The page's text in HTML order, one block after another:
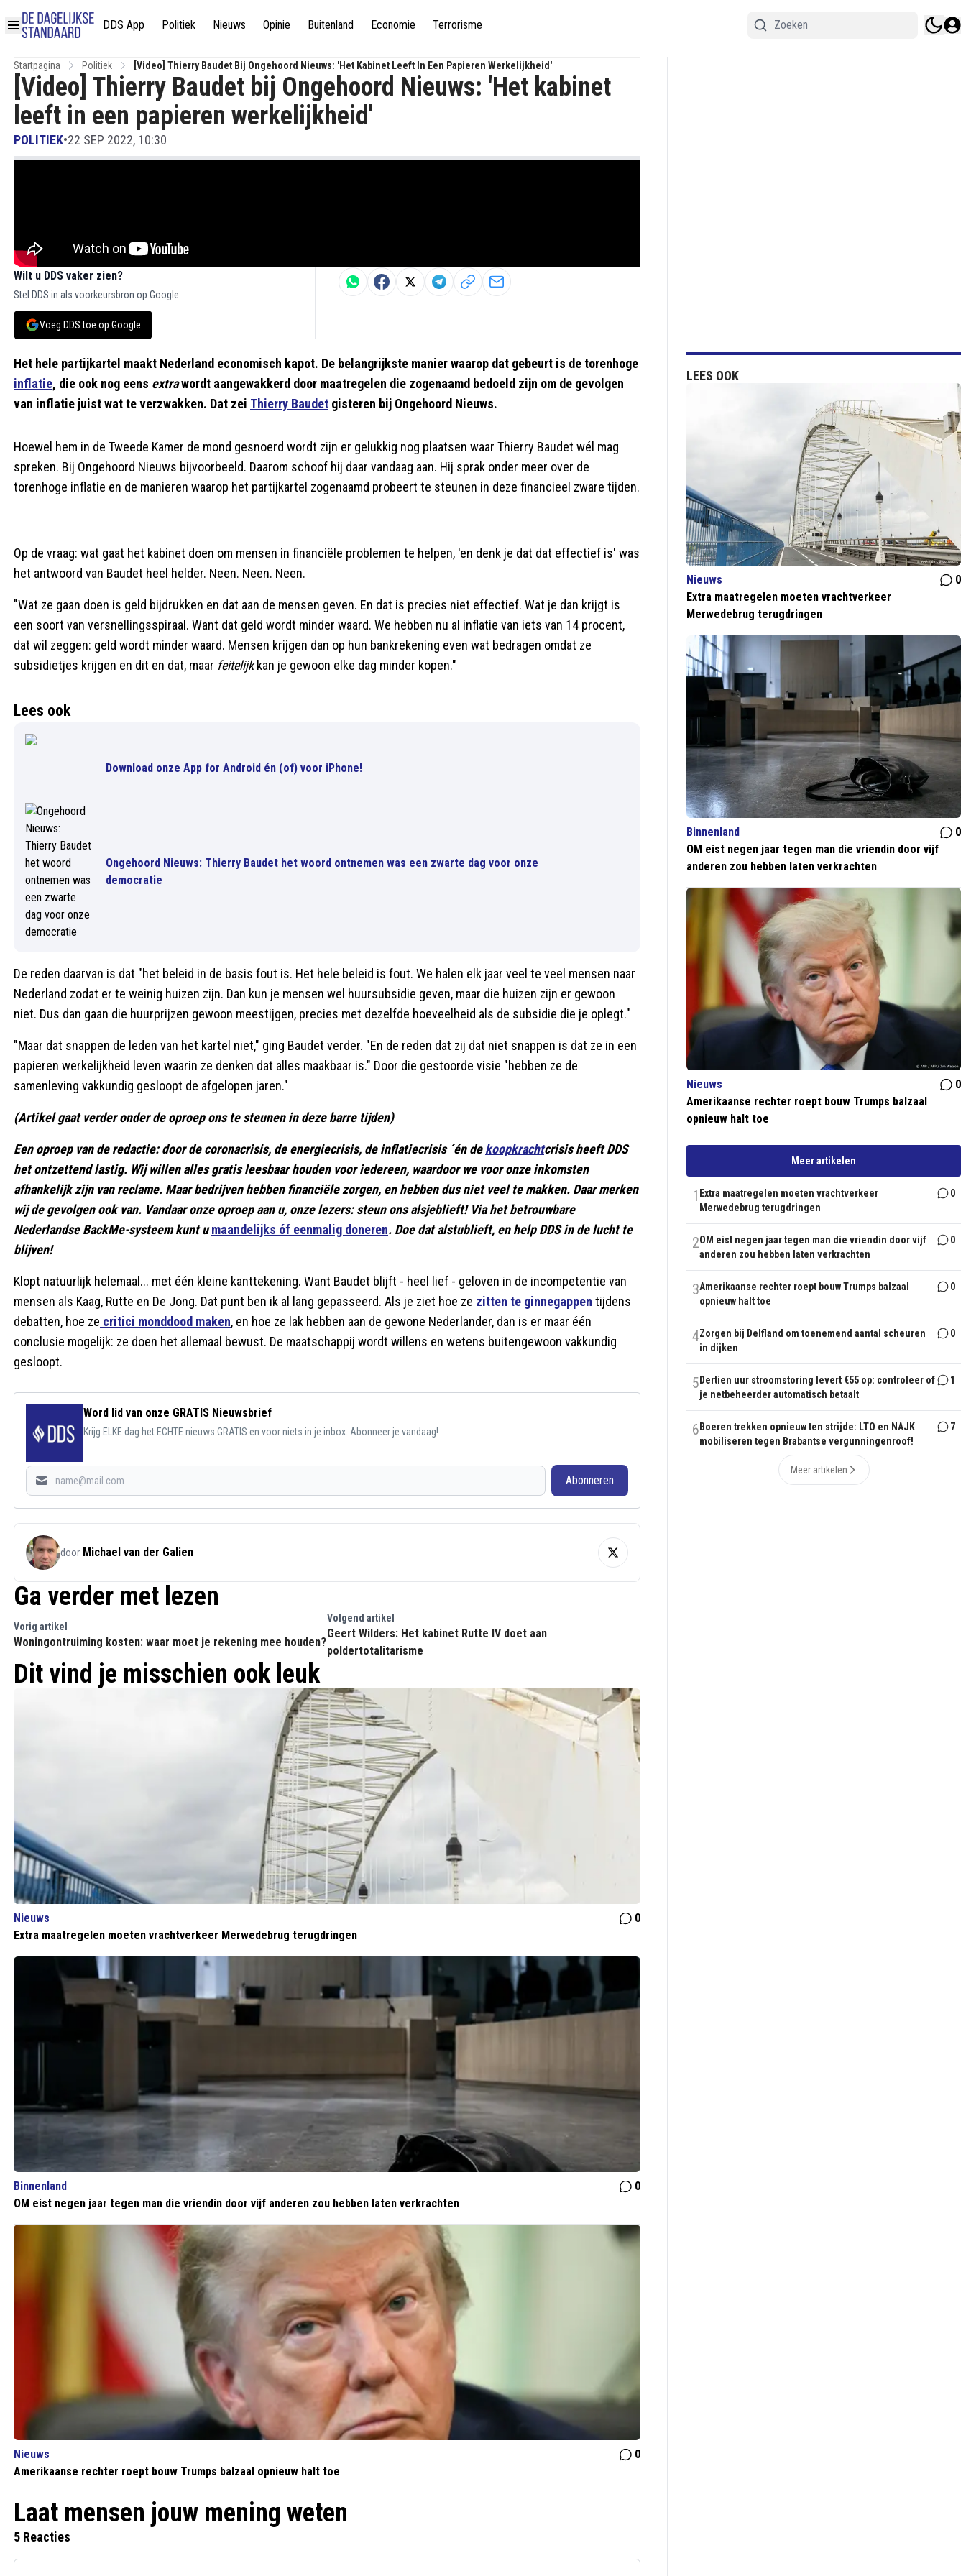
DDS App Politiek Nieuws Opinie Buitenland Economie Terrorisme
Startpagina Politiek [Video] Thierry Baudet Bij Ongehoord Nieuws: 'Het Kabinet Leeft In Een Papieren Werkelijkheid'
[Video] Thierry Baudet bij Ongehoord Nieuws: 'Het kabinet
leeft in een papieren werkelijkheid'
POLITIEK•22 SEP 2022, 10:30
Wilt u DDS vaker zien?
Stel DDS in als voorkeursbron op Google.
Voeg DDS toe op Google
Het hele partijkartel maakt Nederland economisch kapot. De belangrijkste manier waarop dat gebeurt is de torenhoge
inflatie, die ook nog eens extrawordt aangewakkerd door maatregelen die zogenaamd bedoeld zijn om de gevolgen
van inflatie juist wat te verzwakken. Dat zei Thierry Baudet gisteren bij Ongehoord Nieuws.
Hoewel hem in de Tweede Kamer de mond gesnoerd wordt zijn er gelukkig nog plaatsen waar Thierry Baudet wél mag
spreken. Bij Ongehoord Nieuws bijvoorbeeld. Daarom schoof hij daar vandaag aan. Hij sprak onder meer over de
torenhoge inflatie en de manieren waarop het partijkartel zogenaamd probeert te steunen in deze financieel zware tijden.
Op de vraag: wat gaat het kabinet doen om mensen in financiële problemen te helpen, 'en denk je dat dat effectief is' was
het antwoord van Baudet heel helder. Neen. Neen. Neen.
"Wat ze gaan doen is geld bijdrukken en dat aan de mensen geven. En dat is precies niet effectief. Wat je dan krijgt is
een soort van versnellingsspiraal. Want dat geld wordt minder waard. We hebben nu al inflatie van iets van 14 procent,
dat wil zeggen: geld wordt minder waard. Mensen krijgen dan op hun bankrekening even wat bedragen omdat ze
subsidietjes krijgen en dit en dat, maar feitelijkkan je gewoon elke dag minder kopen."
Lees ook
Download onze App for Android én (of) voor iPhone!
Ongehoord Nieuws: Thierry Baudet het woord ontnemen was een zwarte dag voor onze
democratie
De reden daarvan is dat "het beleid in de basis fout is. Het hele beleid is fout. We halen elk jaar veel te veel mensen naar
Nederland zodat er te weinig huizen zijn. Dan kun je mensen wel huursubsidie geven, maar die huizen zijn er gewoon
niet. Dus dan gaan die huurprijzen gewoon meestijgen, precies met dezelfde hoeveelheid als de subsidie die je oplegt."
"Maar dat snappen de leden van het kartel niet," ging Baudet verder. "En de reden dat zij dat niet snappen is dat ze in een
papieren werkelijkheid leven waarin ze denken dat alles maakbaar is." Door die gestoorde visie "hebben ze de
samenleving vakkundig gesloopt de afgelopen jaren."
(Artikel gaat verder onder de oproep ons te steunen in deze barre tijden)
Een oproep van de redactie: door de coronacrisis, de energiecrisis, de inflatiecrisis ´én dekoopkrachtcrisis heeft DDS
het ontzettend lastig. Wij willen alles gratis leesbaar houden voor iedereen, waardoor we voor onze inkomsten
afhankelijk zijn van reclame. Maar bedrijven hebben financiële zorgen, en hebben dus niet veel te makken. Daar merken
wij de gevolgen ook van. Vandaar onze oproep aan u, onze lezers: steun ons alsjeblieft! Via het betrouwbare
Nederlandse BackMe-systeem kunt umaandelijks óf eenmalig doneren. Doe dat alstublieft, en help DDS in de lucht te
blijven!
Klopt natuurlijk helemaal... met één kleine kanttekening. Want Baudet blijft - heel lief - geloven in de incompetentie van
mensen als Kaag, Rutte en De Jong. Dat punt ben ik al lang gepasseerd. Als je ziet hoe ze zitten te ginnegappen tijdens
debatten, hoe ze critici monddood maken, en hoe ze lak hebben aan de gewone Nederlander, dan is er maar één
conclusie mogelijk: ze doen het allemaal bewust. De maatschappij wordt willens en wetens buitengewoon vakkundig
gesloopt.
Word lid van onze GRATIS Nieuwsbrief
Krijg ELKE dag het ECHTE nieuws GRATIS en voor niets in je inbox. Abonneer je vandaag!
Abonneren
door Michael van der Galien
Ga verder met lezen
Vorig artikel
Woningontruiming kosten: waar moet je rekening mee houden?
Volgend artikel
Geert Wilders: Het kabinet Rutte IV doet aan
poldertotalitarisme
Dit vind je misschien ook leuk
Nieuws
0
Extra maatregelen moeten vrachtverkeer Merwedebrug terugdringen
Binnenland
0
OM eist negen jaar tegen man die vriendin door vijf anderen zou hebben laten verkrachten
Nieuws
0
Amerikaanse rechter roept bouw Trumps balzaal opnieuw halt toe
Laat mensen jouw mening weten
5 Reacties
LEES OOK
Nieuws
0
Extra maatregelen moeten vrachtverkeer
Merwedebrug terugdringen
Binnenland
0
OM eist negen jaar tegen man die vriendin door vijf
anderen zou hebben laten verkrachten
Nieuws
0
Amerikaanse rechter roept bouw Trumps balzaal
opnieuw halt toe
Meer artikelen
1 Extra maatregelen moeten vrachtverkeer
Merwedebrug terugdringen
0
2OM eist negen jaar tegen man die vriendin door vijf
anderen zou hebben laten verkrachten
0
3Amerikaanse rechter roept bouw Trumps balzaal
opnieuw halt toe
0
4Zorgen bij Delfland om toenemend aantal scheuren
in dijken
0
5 Dertien uur stroomstoring levert €55 op: controleer of
je netbeheerder automatisch betaalt
1
6 Boeren trekken opnieuw ten strijde: LTO en NAJK
mobiliseren tegen Brabantse vergunningenroof!
7
Meer artikelen